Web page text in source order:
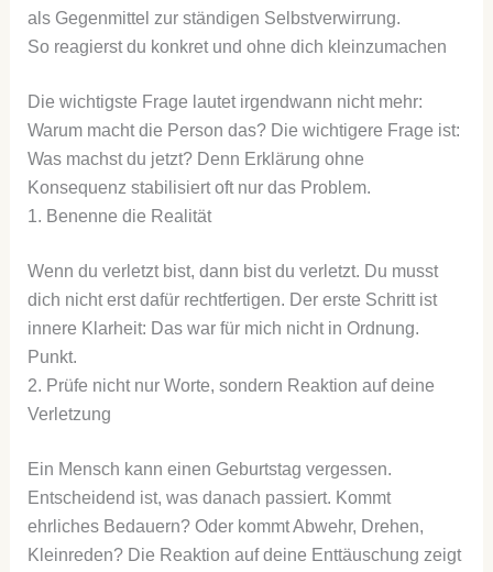
als Gegenmittel zur ständigen Selbstverwirrung.
So reagierst du konkret und ohne dich kleinzumachen
Die wichtigste Frage lautet irgendwann nicht mehr:
Warum macht die Person das? Die wichtigere Frage ist:
Was machst du jetzt? Denn Erklärung ohne
Konsequenz stabilisiert oft nur das Problem.
1. Benenne die Realität
Wenn du verletzt bist, dann bist du verletzt. Du musst
dich nicht erst dafür rechtfertigen. Der erste Schritt ist
innere Klarheit: Das war für mich nicht in Ordnung.
Punkt.
2. Prüfe nicht nur Worte, sondern Reaktion auf deine
Verletzung
Ein Mensch kann einen Geburtstag vergessen.
Entscheidend ist, was danach passiert. Kommt
ehrliches Bedauern? Oder kommt Abwehr, Drehen,
Kleinreden? Die Reaktion auf deine Enttäuschung zeigt